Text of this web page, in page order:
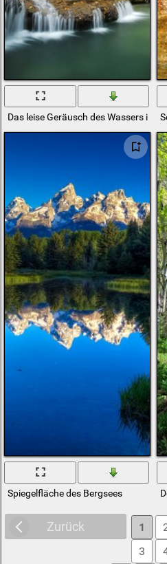
Das leise Geräusch des Wassers im
Spiegelfläche des Bergsees
Zurück 1
3